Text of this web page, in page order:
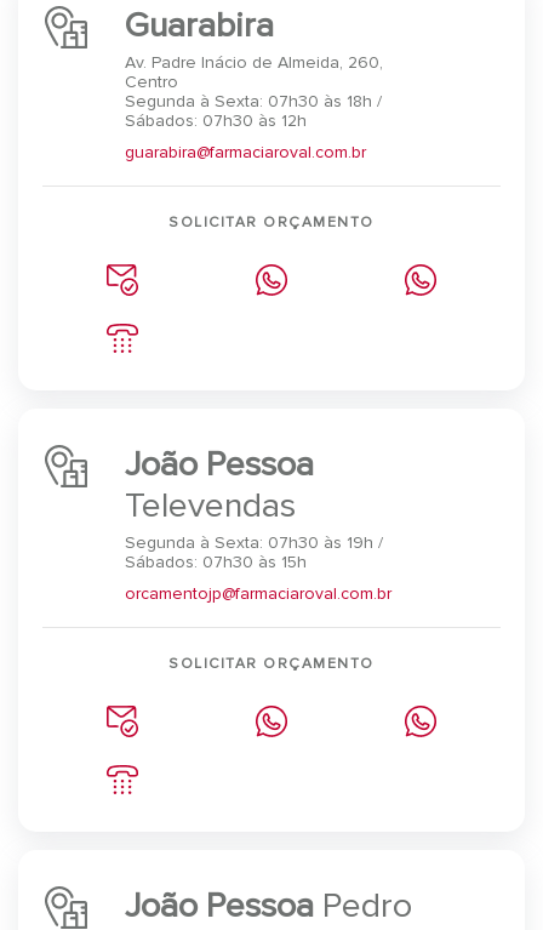
Guarabira
Av. Padre Inácio de Almeida, 260,
Centro
Segunda à Sexta: 07h30 às 18h /
Sábados: 07h30 às 12h
guarabira@farmaciaroval.com.br
SOLICITAR ORÇAMENTO
João Pessoa
Televendas
Segunda à Sexta: 07h30 às 19h /
Sábados: 07h30 às 15h
orcamentojp@farmaciaroval.com.br
SOLICITAR ORÇAMENTO
João Pessoa Pedro